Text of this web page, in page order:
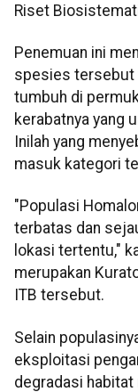
Riset
Penemuan ini
spesies tersebut
tumbuh di
kerabatnya yang
Inilah yang
masuk kategori
"Populasi
terbatas dan
lokasi tertentu,"
merupakan
ITB tersebut.
Selain
eksploitasi
degradasi habitat